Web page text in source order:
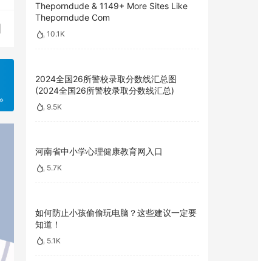
Theporndude & 1149+ More Sites Like
Theporndude Com
10.1K
2024全国26所警校录取分数线汇总图
(2024全国26所警校录取分数线汇总)
9.5K
河南省中小学心理健康教育网入口
5.7K
如何防止小孩偷偷玩电脑？这些建议一定要
知道！
5.1K